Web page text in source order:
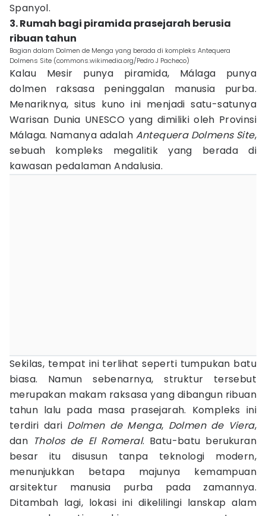
Spanyol.
3. Rumah bagi piramida prasejarah berusia
ribuan tahun
Bagian dalam Dolmen de Menga yang berada di kompleks Antequera
Dolmens Site (commons.wikimedia.org/Pedro J Pacheco)
Kalau Mesir punya piramida, Málaga punya
dolmen raksasa peninggalan manusia purba.
Menariknya, situs kuno ini menjadi satu-satunya
Warisan Dunia UNESCO yang dimiliki oleh Provinsi
Málaga. Namanya adalah Antequera Dolmens Site,
sebuah kompleks megalitik yang berada di
kawasan pedalaman Andalusia.
Sekilas, tempat ini terlihat seperti tumpukan batu
biasa. Namun sebenarnya, struktur tersebut
merupakan makam raksasa yang dibangun ribuan
tahun lalu pada masa prasejarah. Kompleks ini
terdiri dari Dolmen de Menga, Dolmen de Viera,
dan Tholos de El Romeral. Batu-batu berukuran
besar itu disusun tanpa teknologi modern,
menunjukkan betapa majunya kemampuan
arsitektur manusia purba pada zamannya.
Ditambah lagi, lokasi ini dikelilingi lanskap alam